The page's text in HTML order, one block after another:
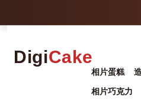
DigiCake
相片蛋糕
相片巧克力